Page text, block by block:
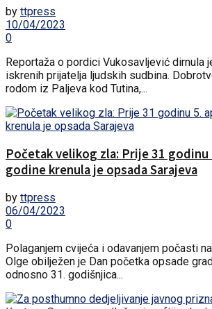
by ttpress
10/04/2023
0
Reportaža o pordici Vukosavljević dirnula
iskrenih prijatelja ljudskih sudbina.
rodom iz Paljeva kod Tutina,...
Početak velikog zla: Prije 31 godinu
godine krenula je opsada Sarajeva
by ttpress
06/04/2023
0
Polaganjem cvijeća i odavanjem počasti
Olge obilježen je Dan početka opsade
odnosno 31. godišnjica...